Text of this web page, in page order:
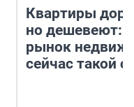
Квартиры
но дешевеют:
рынок
сейчас такой